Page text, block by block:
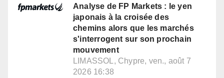
Analyse de FP Markets : le yen
japonais à la croisée des
chemins alors que les marchés
s'interrogent sur son prochain
mouvement
LIMASSOL, Chypre, ven., août 7
2026 16:38